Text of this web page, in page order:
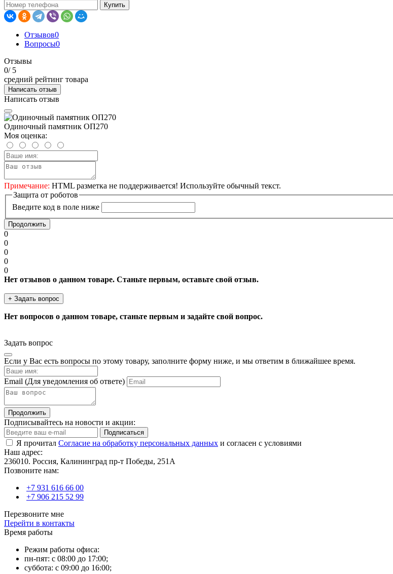
Купить
Отзывов0
Вопросы0
Отзывы
0/ 5
средний рейтинг товара
Написать отзыв
Написать отзыв
Одиночный памятник ОП270
Моя оценка:
Примечание: HTML разметка не поддерживается! Используйте обычный текст.
Защита от роботов
Введите код в поле ниже
Продолжить
0
0
0
0
0
Нет отзывов о данном товаре. Станьте первым, оставьте свой отзыв.
+ Задать вопрос
Нет вопросов о данном товаре, станьте первым и задайте свой вопрос.
Задать вопрос
Если у Вас есть вопросы по этому товару, заполните форму ниже, и мы ответим в ближайшее время.
Email (Для уведомления об ответе)
Продолжить
Подписывайтесь на новости и акции:
Подписаться
Я прочитал Согласие на обработку персональных данных и согласен с условиями
Наш адрес:
236010. Россия, Калининград пр-т Победы, 251А
Позвоните нам:
+7 931 616 66 00
+7 906 215 52 99
Перезвоните мне
Перейти в контакты
Время работы
Режим работы офиса:
пн-пят: с 08:00 до 17:00;
суббота: с 09:00 до 16:00;